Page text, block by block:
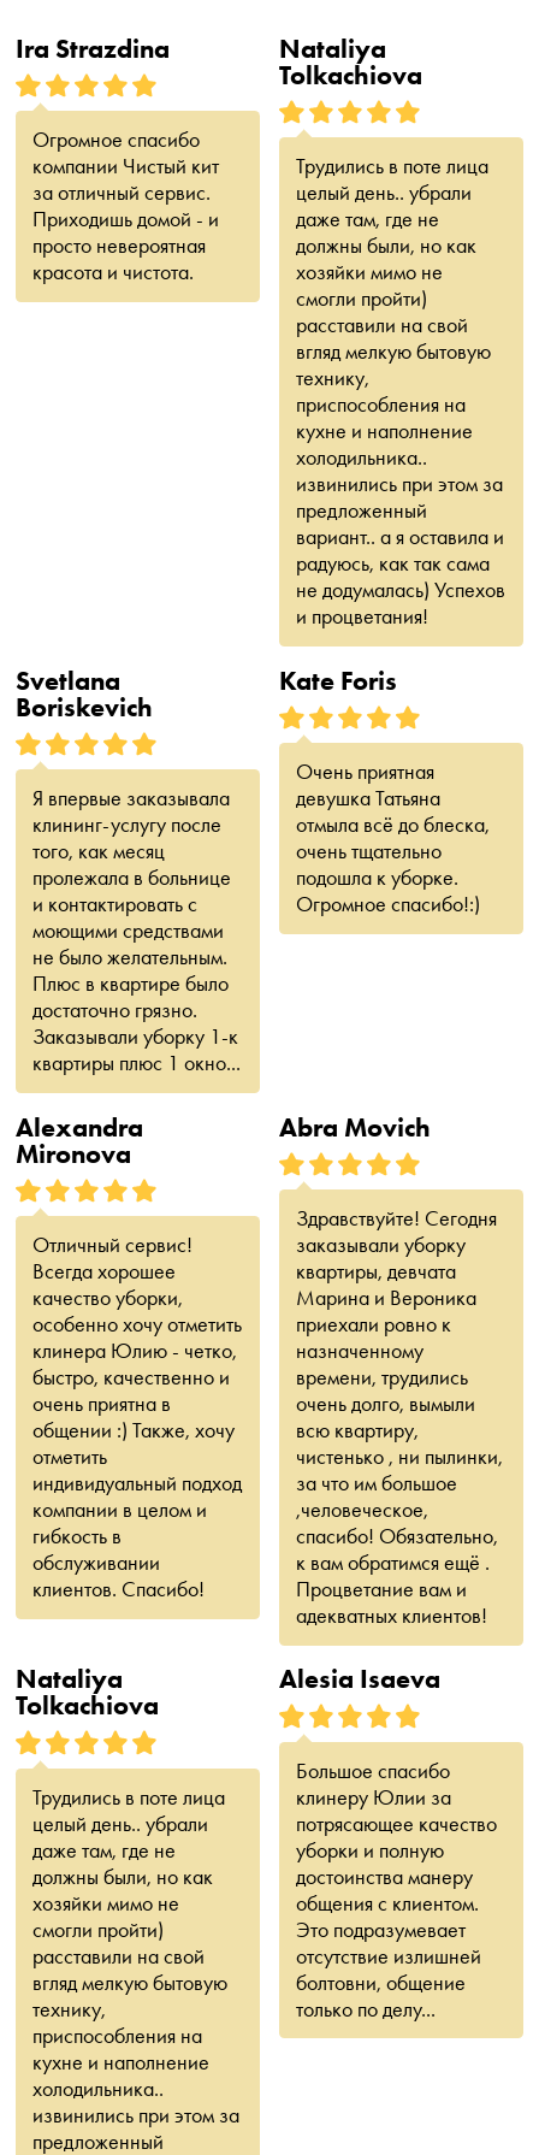
Ira Strazdina
Огромное спасибо
компании Чистый кит
за отличный сервис.
Приходишь домой - и
просто невероятная
красота и чистота.
Nataliya
Tolkachiova
Трудились в поте лица
целый день.. убрали
даже там, где не
должны были, но как
хозяйки мимо не
смогли пройти)
расставили на свой
вгляд мелкую бытовую
технику,
приспособления на
кухне и наполнение
холодильника..
извинились при этом за
предложенный
вариант.. а я оставила и
радуюсь, как так сама
не додумалась) Успехов
и процветания!
Svetlana
Boriskevich
Я впервые заказывала
клининг-услугу после
того, как месяц
пролежала в больнице
и контактировать с
моющими средствами
не было желательным.
Плюс в квартире было
достаточно грязно.
Заказывали уборку 1-к
квартиры плюс 1 окно...
Kate Foris
Очень приятная
девушка Татьяна
отмыла всё до блеска,
очень тщательно
подошла к уборке.
Огромное спасибо!:)
Alexandra
Mironova
Отличный сервис!
Всегда хорошее
качество уборки,
особенно хочу отметить
клинера Юлию - четко,
быстро, качественно и
очень приятна в
общении :) Также, хочу
отметить
индивидуальный подход
компании в целом и
гибкость в
обслуживании
клиентов. Спасибо!
Abra Movich
Здравствуйте! Сегодня
заказывали уборку
квартиры, девчата
Марина и Вероника
приехали ровно к
назначенному
времени, трудились
очень долго, вымыли
всю квартиру,
чистенько , ни пылинки,
за что им большое
,человеческое,
спасибо! Обязательно,
к вам обратимся ещё .
Процветание вам и
адекватных клиентов!
Nataliya
Tolkachiova
Трудились в поте лица
целый день.. убрали
даже там, где не
должны были, но как
хозяйки мимо не
смогли пройти)
расставили на свой
вгляд мелкую бытовую
технику,
приспособления на
кухне и наполнение
холодильника..
извинились при этом за
предложенный
Alesia Isaeva
Большое спасибо
клинеру Юлии за
потрясающее качество
уборки и полную
достоинства манеру
общения с клиентом.
Это подразумевает
отсутствие излишней
болтовни, общение
только по делу...